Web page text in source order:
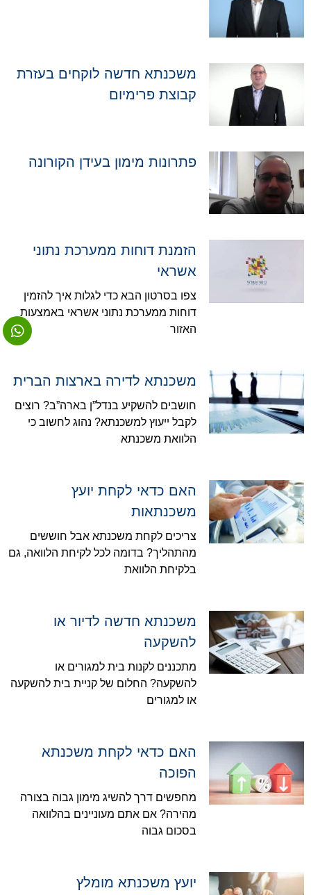
משכנתא חדשה לוקחים בעזרת
קבוצת פרימיום
פתרונות מימון בעידן הקורונה
הזמנת דוחות ממערכת נתוני
אשראי
צפו בסרטון הבא כדי לגלות איך להזמין
דוחות ממערכת נתוני אשראי באמצעות
האזור
משכנתא לדירה בארצות הברית
חושבים להשקיע בנדל”ן בארה”ב? רוצים
לקבל ייעוץ למשכנתא? נהוג לחשוב כי
הלוואת משכנתא
האם כדאי לקחת יועץ
משכנתאות
צריכים לקחת משכנתא אבל חוששים
מהתהליך? בדומה לכל לקיחת הלוואה, גם
בלקיחת הלוואת
משכנתא חדשה לדיור או
להשקעה
מתכננים לקנות בית למגורים או
להשקעה? החלום של קניית בית להשקעה
או למגורים
האם כדאי לקחת משכנתא
הפוכה
מחפשים דרך להשיג מימון גבוה בצורה
מהירה? אם אתם מעוניינים בהלוואה
בסכום גבוה
יועץ משכנתא מומלץ